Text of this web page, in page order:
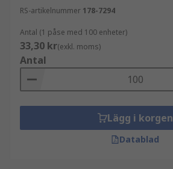
RS-artikelnummer 178-7294
Antal (1 påse med 100 enheter)
33,30 kr(exkl. moms)
Antal
Lägg i korgen
Datablad